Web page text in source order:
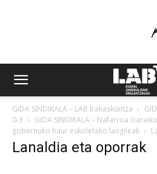
GIDA SINDIKALA – LAB Irakaskuntza
0-3
GIDA SINDIKALA – Nafarroa
gobernuko haur eskoletako langileak
Lanaldia eta oporrak